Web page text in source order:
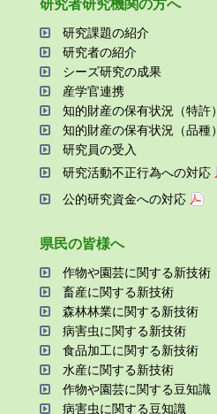
研究者研究機関の⽅へ
研究課題の紹介
研究者の紹介
シーズ研究の成果
産学官連携
知的財産の保有状況（特許）
知的財産の保有状況（品種）
研究員の受⼊
研究活動不正⾏為への対応
公的研究資金への対応
県⺠の皆様へ
作物や園芸に関する新技術
畜産に関する新技術
森林林業に関する新技術
病害⾍に関する新技術
⾷品加⼯に関する新技術
⽔産に関する新技術
作物や園芸に関する⾖知識
病害⾍に関する⾖知識